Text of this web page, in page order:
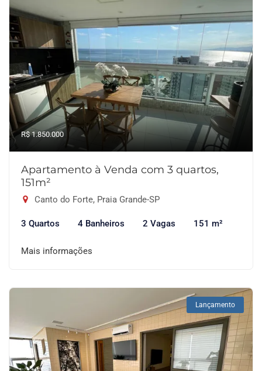
R$ 1.850.000
Apartamento à Venda com 3 quartos,
151m²
Canto do Forte, Praia Grande-SP
3 Quartos 4 Banheiros 2 Vagas 151 m²
Mais informações
Lançamento